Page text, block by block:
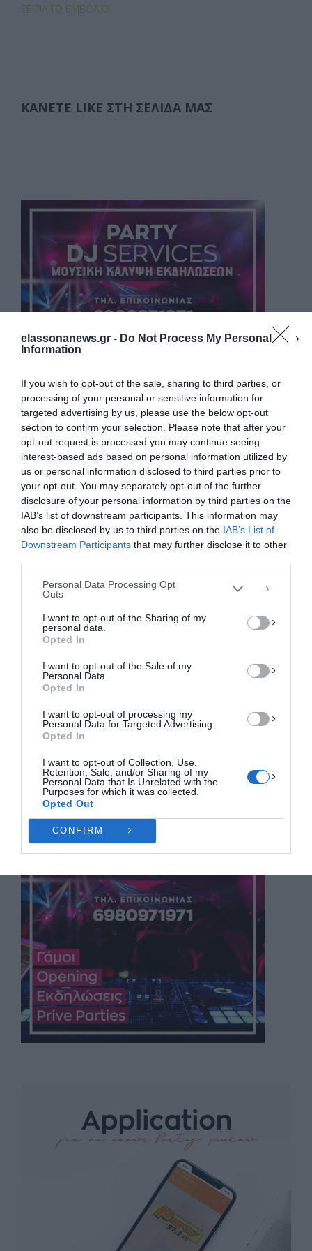
elassonanews.gr - Do Not Process My Personal
Information
If you wish to opt-out of the sale, sharing to third parties, or
processing of your personal or sensitive information for
targeted advertising by us, please use the below opt-out
section to confirm your selection. Please note that after your
opt-out request is processed you may continue seeing
interest-based ads based on personal information utilized by
us or personal information disclosed to third parties prior to
your opt-out. You may separately opt-out of the further
disclosure of your personal information by third parties on the
IAB’s list of downstream participants. This information may
also be disclosed by us to third parties on the IAB’s List of
Downstream Participants that may further disclose it to other
Personal Data Processing Opt
Outs
I want to opt-out of the Sharing of my
personal data.
Opted In
I want to opt-out of the Sale of my
Personal Data.
Opted In
I want to opt-out of processing my
Personal Data for Targeted Advertising.
Opted In
I want to opt-out of Collection, Use,
Retention, Sale, and/or Sharing of my
Personal Data that Is Unrelated with the
Purposes for which it was collected.
Opted Out
CONFIRM
Διαχείριση Συγκατάθεσης
Για να παρέχουμε την καλύτερη εμπειρία, χρησιμοποιούμε τεχνολογίες όπως
cookies για την αποθήκευση ή/και την πρόσβαση σε πληροφορίες συσκευών.
Η συγκατάθεση για τις εν λόγω τεχνολογίες θα μας επιτρέψει να
επεξεργαστούμε δεδομένα προσωπικού χαρακτήρα, όπως συμπεριφορά
περιήγησης ή μοναδικά αναγνωριστικά σε αυτόν τον ιστότοπο. Η μη
συγκατάθεση ή η ανάκληση της συγκατάθεσης, μπορεί να επηρεάσει
αρνητικά ορισμένες λειτουργίες και δυνατότητες.
ΠΡΟΒΟΛΉ ΠΡΟΤΙΜΉΣΕΩΝ
Πολιτική Cookies
ΕΕ ΓΙΑ ΤΟ ΕΜΒΌΛΙΟ
ΚΆΝΕΤΕ LIKE ΣΤΗ ΣΕΛΊΔΑ ΜΑΣ